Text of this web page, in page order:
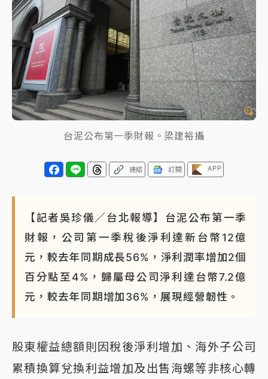
獨家｜
和欣客運總裁逝世！少東涉洗錢遭收押 戴手銬
腳鐐提前奔靈堂畫面曝
處置制度大變革！ 證交所今起縮短股票「關禁閉」天
數與撮合時間
才續任就飛美國大學面試 清大校長高為元致歉：機會
到來時引起我的好奇
白海豚颱風解除海警 西南風來了！4縣市大雨特報、各
地午後雷雨
分析｜ 7月營收甫首破單月9000億元下半年續旺指
標？ 鴻海本週法說法人關注的四大重點
盟 兩大愛徒向他致
台泥公布第一季財報。梁建裕攝
連結 訂閱 APP
【記者吳珍儀／台北報導】台泥公布第一季
財報，公司第一季稅後淨利達新台幣12億
元，較去年同期成長56%，淨利潤率增加2個
百分點至4%，歸屬母公司淨利達台幣7.2億
元，較去年同期增加36%，展現經營韌性。
股東權益總額則因稅後淨利增加、海外子公司
累積換算兌換利益增加及出售海螺等非核心轉